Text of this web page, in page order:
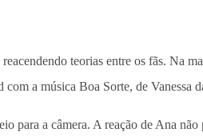
reacendendo teorias entre os fãs. Na
a música Boa Sorte, de Vanessa
a câmera. A reação de Ana